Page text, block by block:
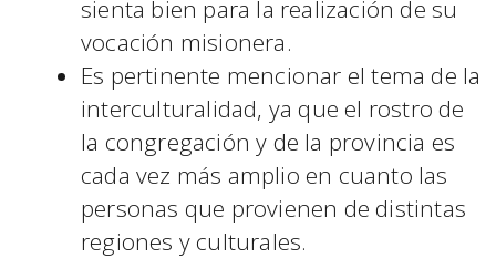
sienta bien para la realización de su
vocación misionera.
Es pertinente mencionar el tema de la
interculturalidad, ya que el rostro de
la congregación y de la provincia es
cada vez más amplio en cuanto las
personas que provienen de distintas
regiones y culturales.